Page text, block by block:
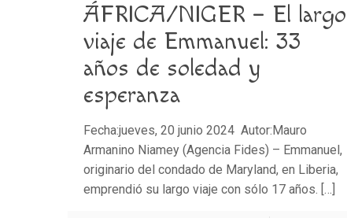
ÁFRICA/NIGER – El largo
viaje de Emmanuel: 33
años de soledad y
esperanza
Fecha:jueves, 20 junio 2024 Autor:Mauro
Armanino Niamey (Agencia Fides) – Emmanuel,
originario del condado de Maryland, en Liberia,
emprendió su largo viaje con sólo 17 años. […]